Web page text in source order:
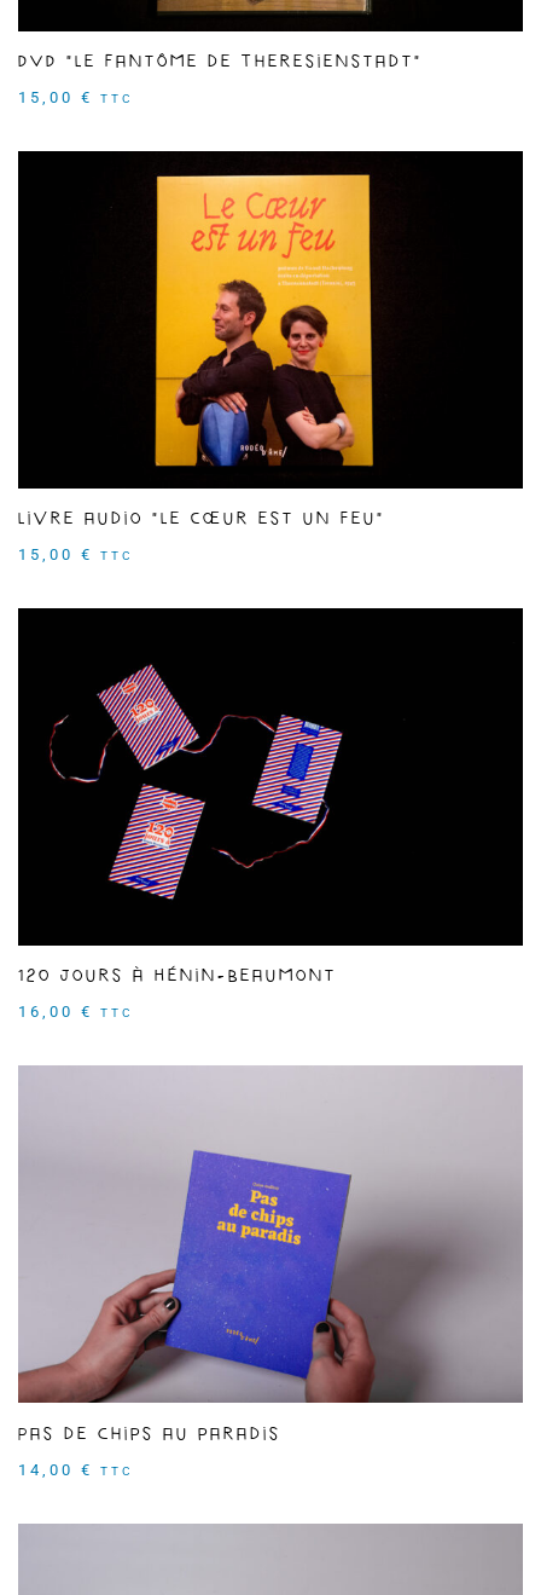
DVD "Le Fantôme de Theresienstadt"
15,00 € TTC
Livre audio "Le Cœur est un feu"
15,00 € TTC
120 jours à Hénin-Beaumont
16,00 € TTC
Pas de chips au paradis
14,00 € TTC